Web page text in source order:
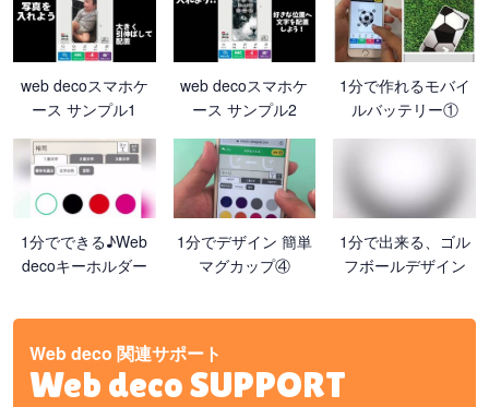
web decoスマホケ
ース サンプル1
web decoスマホケ
ース サンプル2
1分で作れるモバイ
ルバッテリー①
1分でできる♪Web
decoキーホルダー
1分でデザイン 簡単
マグカップ④
1分で出来る、ゴル
フボールデザイン
Web deco 関連サポート
Web deco SUPPORT